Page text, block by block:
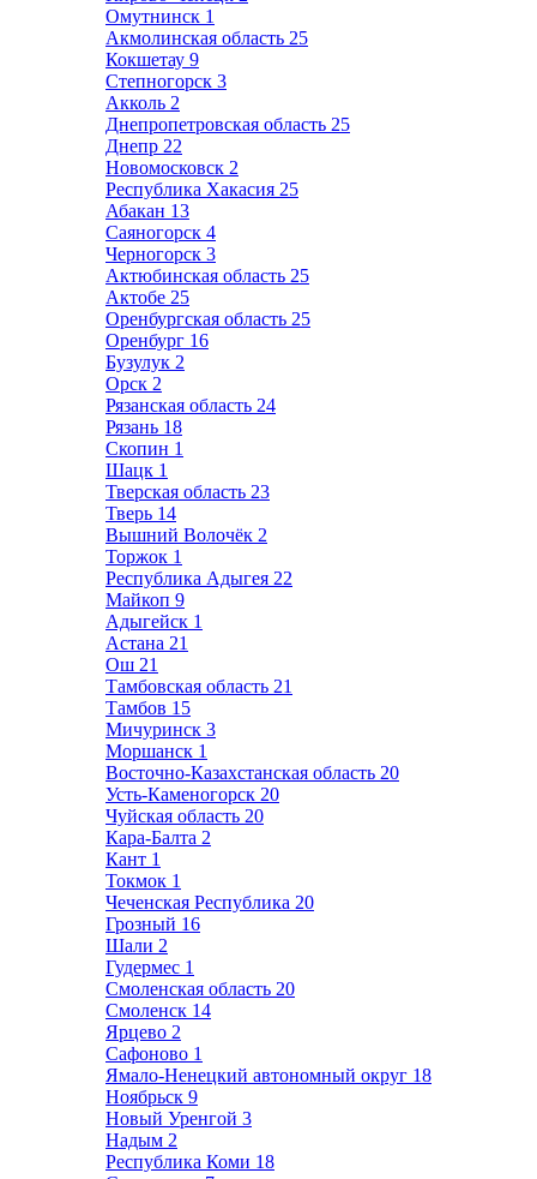
Омутнинск 1
Акмолинская область 25
Кокшетау 9
Степногорск 3
Акколь 2
Днепропетровская область 25
Днепр 22
Новомосковск 2
Республика Хакасия 25
Абакан 13
Саяногорск 4
Черногорск 3
Актюбинская область 25
Актобе 25
Оренбургская область 25
Оренбург 16
Бузулук 2
Орск 2
Рязанская область 24
Рязань 18
Скопин 1
Шацк 1
Тверская область 23
Тверь 14
Вышний Волочёк 2
Торжок 1
Республика Адыгея 22
Майкоп 9
Адыгейск 1
Астана 21
Ош 21
Тамбовская область 21
Тамбов 15
Мичуринск 3
Моршанск 1
Восточно-Казахстанская область 20
Усть-Каменогорск 20
Чуйская область 20
Кара-Балта 2
Кант 1
Токмок 1
Чеченская Республика 20
Грозный 16
Шали 2
Гудермес 1
Смоленская область 20
Смоленск 14
Ярцево 2
Сафоново 1
Ямало-Ненецкий автономный округ 18
Ноябрьск 9
Новый Уренгой 3
Надым 2
Республика Коми 18